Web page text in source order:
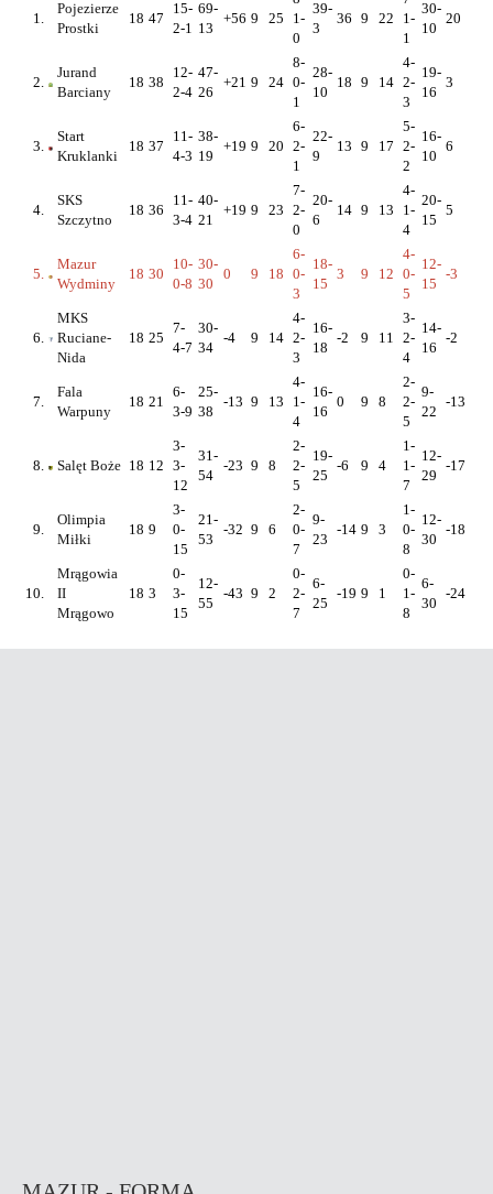
1.
Pojezierze
Prostki
18 47
15-
2-1
69-
13
+56 9 25
1-
0
39-
3
36 9 22
1-
1
30-
10
20
2.
Jurand
Barciany
18 38
12-
2-4
47-
26
+21 9 24
8-
0-
1
28-
10
18 9 14
4-
2-
3
19-
16
3
3.
Start
Kruklanki
18 37
11-
4-3
38-
19
+19 9 20
6-
2-
1
22-
9
13 9 17
5-
2-
2
16-
10
6
4.
SKS
Szczytno
18 36
11-
3-4
40-
21
+19 9 23
7-
2-
0
20-
6
14 9 13
4-
1-
4
20-
15
5
5.
Mazur
Wydminy
18 30
10-
0-8
30-
30
0 9 18
6-
0-
3
18-
15
3 9 12
4-
0-
5
12-
15
-3
6.
MKS
Ruciane-
Nida
18 25
7-
4-7
30-
34
-4 9 14
4-
2-
3
16-
18
-2 9 11
3-
2-
4
14-
16
-2
7.
Fala
Warpuny
18 21
6-
3-9
25-
38
-13 9 13
4-
1-
4
16-
16
0 9 8
2-
2-
5
9-
22
-13
8. Salęt Boże 18 12
3-
3-
12
31-
54
-23 9 8
2-
2-
5
19-
25
-6 9 4
1-
1-
7
12-
29
-17
9.
Olimpia
Miłki
18 9
3-
0-
15
21-
53
-32 9 6
2-
0-
7
9-
23
-14 9 3
1-
0-
8
12-
30
-18
10.
Mrągowia
II
Mrągowo
18 3
0-
3-
15
12-
55
-43 9 2
0-
2-
7
6-
25
-19 9 1
0-
1-
8
6-
30
-24